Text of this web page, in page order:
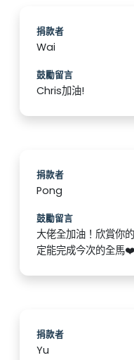
捐款者
Wai
鼓勵留言
Chris加油!
捐款者
Pong
鼓勵留言
大佬全加油！欣賞你
定能完成今次的全馬❤️
捐款者
Yu